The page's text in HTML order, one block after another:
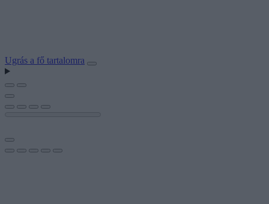
Ugrás a fő tartalomra